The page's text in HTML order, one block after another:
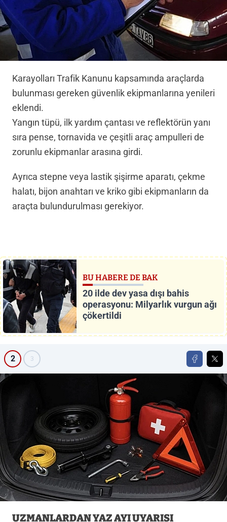
Karayolları Trafik Kanunu kapsamında araçlarda
bulunması gereken güvenlik ekipmanlarına yenileri
eklendi.
Yangın tüpü, ilk yardım çantası ve reflektörün yanı
sıra pense, tornavida ve çeşitli araç ampulleri de
zorunlu ekipmanlar arasına girdi.
Ayrıca stepne veya lastik şişirme aparatı, çekme
halatı, bijon anahtarı ve kriko gibi ekipmanların da
araçta bulundurulması gerekiyor.
BU HABERE DE BAK
20 ilde dev yasa dışı bahis
operasyonu: Milyarlık vurgun ağı
çökertildi
2 3
UZMANLARDAN YAZ AYI UYARISI